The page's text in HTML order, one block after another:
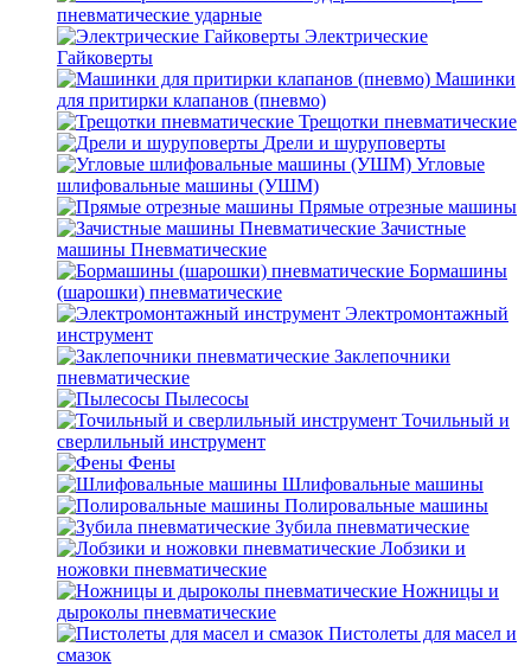
пневматические ударные
Электрические
Гайковерты
Машинки
для притирки клапанов (пневмо)
Трещотки пневматические
Дрели и шуруповерты
Угловые
шлифовальные машины (УШМ)
Прямые отрезные машины
Зачистные
машины Пневматические
Бормашины
(шарошки) пневматические
Электромонтажный
инструмент
Заклепочники
пневматические
Пылесосы
Точильный и
сверлильный инструмент
Фены
Шлифовальные машины
Полировальные машины
Зубила пневматические
Лобзики и
ножовки пневматические
Ножницы и
дыроколы пневматические
Пистолеты для масел и
смазок